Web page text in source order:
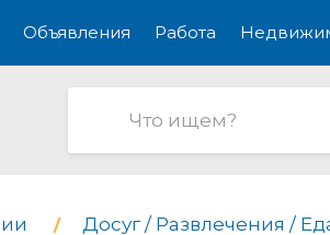
Объявления Работа
Досуг / Развлечения /